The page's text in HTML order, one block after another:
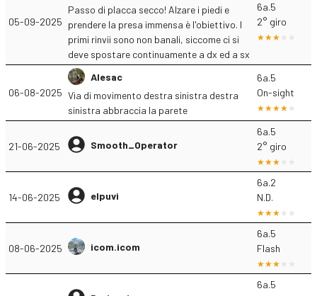
05-09-2025
Passo di placca secco! Alzare i piedi e
prendere la presa immensa è l'obiettivo. I
primi rinvii sono non banali, siccome ci si
deve spostare continuamente a dx ed a sx
6a.5
2° giro
06-08-2025
Alesac
Via di movimento destra sinistra destra
sinistra abbraccia la parete
6a.5
On-sight
21-06-2025 Smooth_Operator
6a.5
2° giro
14-06-2025 elpuvi
6a.2
N.D.
08-06-2025 icom.icom
6a.5
Flash
6a.5